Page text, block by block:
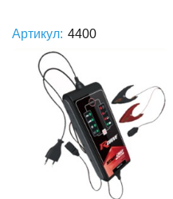
Артикул: 4400